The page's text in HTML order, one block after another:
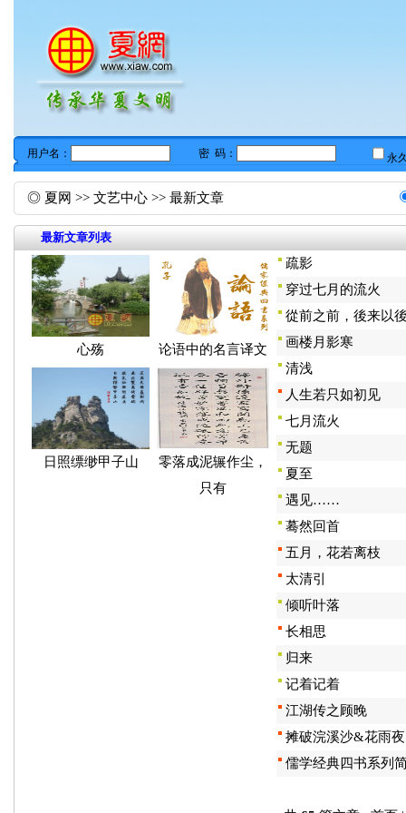
◎ 夏网 >> 文艺中心 >> 最新文章
最新文章列表
心殇 论语中的名言译文
日照缥缈甲子山
零落成泥辗作尘，
只有
疏影
穿过七月的流火
從前之前，後来以
画楼月影寒
清浅
人生若只如初见
七月流火
无题
夏至
遇见……
蓦然回首
五月，花若离枝
太清引
倾听叶落
长相思
归来
记着记着
江湖传之顾晚
摊破浣溪沙&花雨夜
儒学经典四书系列